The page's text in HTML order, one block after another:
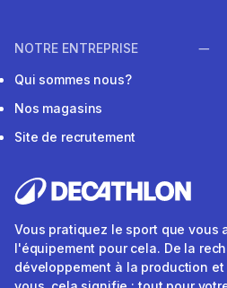
NOTRE ENTREPRISE
Qui sommes nous?
Nos magasins
Site de recrutement
Vous pratiquez le sport que vous
l'équipement pour cela. De la
développement à la production